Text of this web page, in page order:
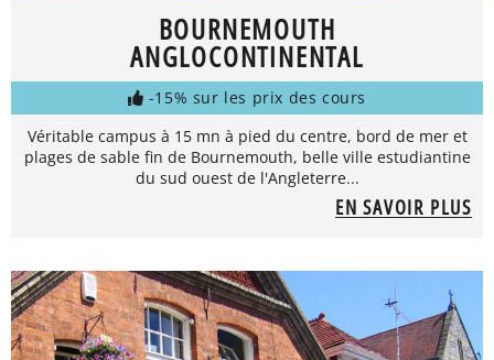
BOURNEMOUTH
ANGLOCONTINENTAL
-15% sur les prix des cours
Véritable campus à 15 mn à pied du centre, bord de mer et
plages de sable fin de Bournemouth, belle ville estudiantine
du sud ouest de l'Angleterre...
EN SAVOIR PLUS